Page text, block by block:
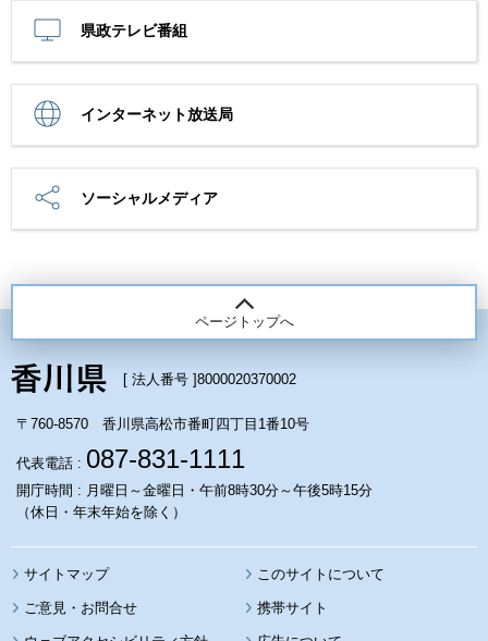
県政テレビ番組
インターネット放送局
ソーシャルメディア
ページトップへ
[ 法人番号 ]8000020370002
〒760-8570 香川県高松市番町四丁目1番10号
代表電話 : 087-831-1111
開庁時間 : 月曜日～金曜日・午前8時30分～午後5時15分
（休日・年末年始を除く）
サイトマップ このサイトについて
携帯サイト